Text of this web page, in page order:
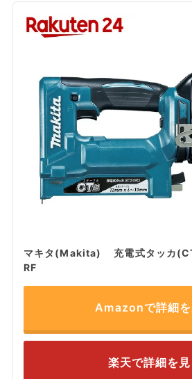
マキタ(Makita) 充電式タッ
RF
Amazonで詳細
楽天で詳細を見